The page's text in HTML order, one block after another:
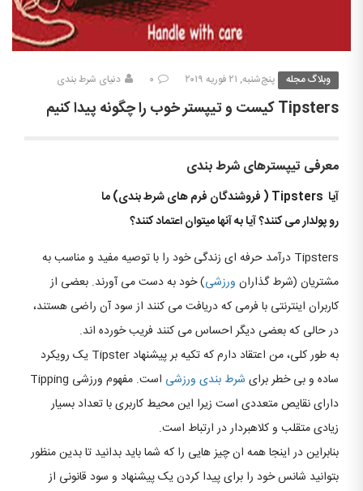
وبلاگ مجله پنج‌شنبه, ۲۱ فوریه ۲۰۱۹ ۰ دنیای شرط بندی
Tipsters کیست و تیپستر خوب را چگونه پیدا کنیم
معرفی تیپسترهای شرط بندی
آیا Tipsters ( فروشندگان فرم های شرط بندی) ما
رو پولدار می کنند؟ آیا به آنها میتوان اعتماد کنند؟
Tipsters درآمد حرفه ای زندگی خود را با توصیه مفید و مناسب به
مشتریان (شرط گذاران ورزشی) خود به دست می آورند. بعضی از
کاربران اینترنتی با فرمی که دریافت می کنند از سود آن راضی هستند،
در حالی که بعضی دیگر احساس می کنند فریب خورده اند.
به طور کلی، من اعتقاد دارم که تکیه بر پیشنهاد Tipster یک رویکرد
ساده و بی خطر برای شرط بندی ورزشی
است. مفهوم ورزشی Tipping
دارای نقایص متعددی است زیرا این محیط کاربری با تعداد بسیار
زیادی متقلب و کلاهبردار در ارتباط است.
بنابراین در اینجا همه ان چیز هایی را که شما باید بدانید تا بدین منظور
بتوانید شانس خود را برای پیدا کردن یک پیشنهاد و سود قانونی از